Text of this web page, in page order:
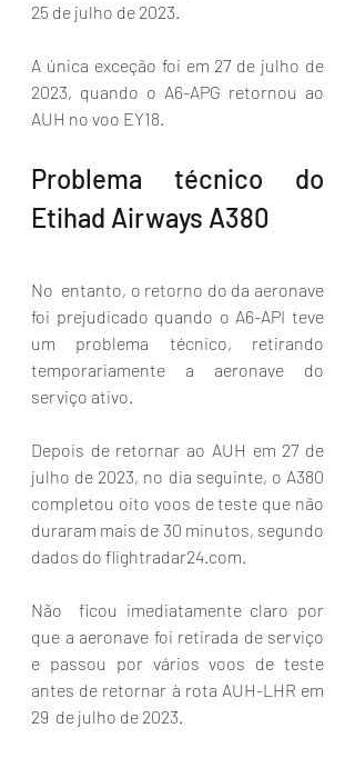
25 de julho de 2023.
A única exceção foi em 27 de julho de
2023, quando o A6-APG retornou ao
AUH no voo EY18.
Problema técnico do
Etihad Airways A380
No  entanto, o retorno do da aeronave
foi prejudicado quando o A6-API teve
um problema técnico, retirando
temporariamente a aeronave do
serviço ativo.
Depois de retornar ao AUH em 27 de
julho de 2023, no dia seguinte, o A380
completou oito voos de teste que não
duraram mais de 30 minutos, segundo
dados do flightradar24.com.
Não  ficou imediatamente claro por
que a aeronave foi retirada de serviço
e passou por vários voos de teste
antes de retornar à rota AUH-LHR em
29  de julho de 2023.